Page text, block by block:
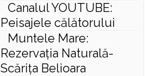
Canalul YOUTUBE:
Peisajele călătorului
Muntele Mare:
Rezervaţia Naturală-
Scăriţa Belioara